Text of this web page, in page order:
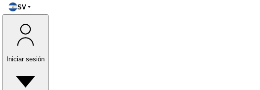
SV
Iniciar sesión